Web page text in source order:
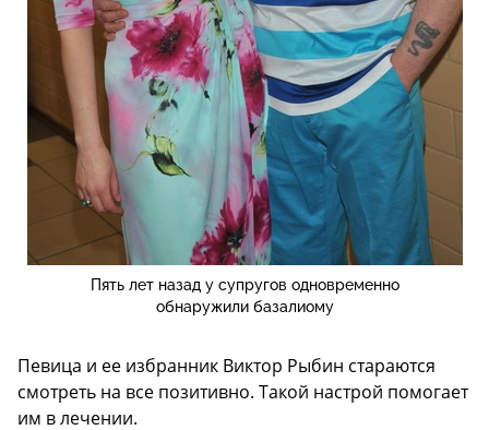
Пять лет назад у супругов одновременно
обнаружили базалиому
Певица и ее избранник Виктор Рыбин стараются
смотреть на все позитивно. Такой настрой помогает
им в лечении.